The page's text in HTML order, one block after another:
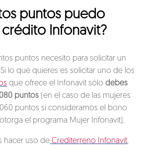
puntos puedo
Infonavit?
puntos necesito para solicitar un
lo que quieres es solicitar uno de los
que ofrece el Infonavit sólodebes
puntos (en el caso de las mujeres
puntos si consideramos el bono
el programa Mujer Infonavit).
hacer uso de Crediterreno Infonavit,